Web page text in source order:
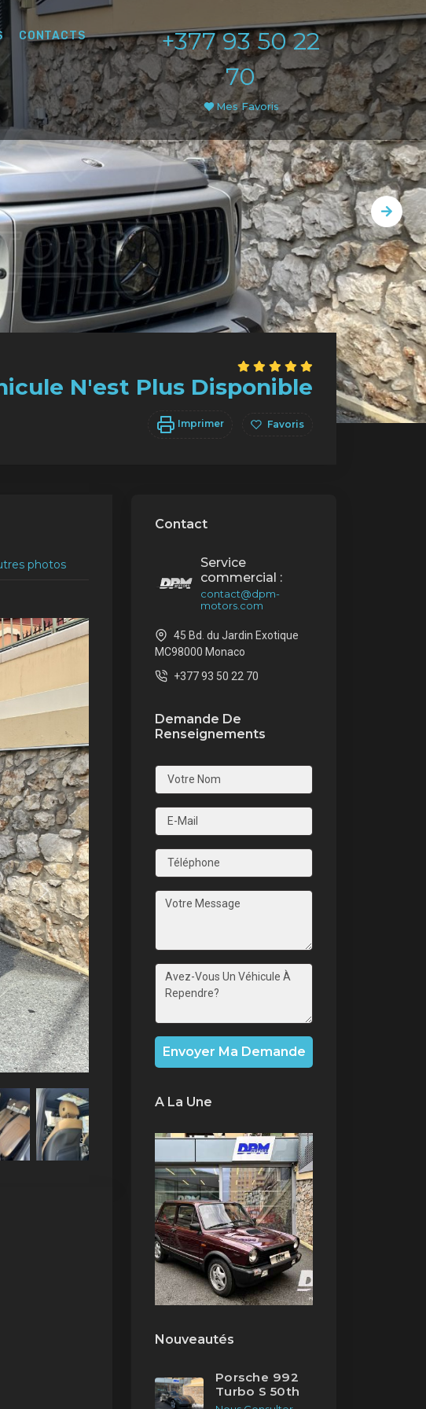
CONTACTS
+377 93 50 22
70
Mes Favoris
N'est Plus Disponible
Imprimer Favoris
photos
Suivant
Contact
Service
commercial :
contact@dpm-
motors.com
45 Bd. du Jardin Exotique
MC98000 Monaco
+377 93 50 22 70
Demande De
Renseignements
Envoyer Ma Demande
A La Une
Nouveautés
Porsche 992
Turbo S 50th